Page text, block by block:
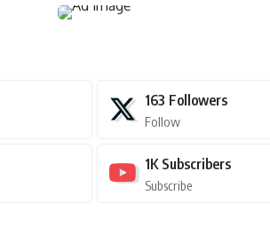
163 Followers
Follow
1K Subscribers
Subscribe